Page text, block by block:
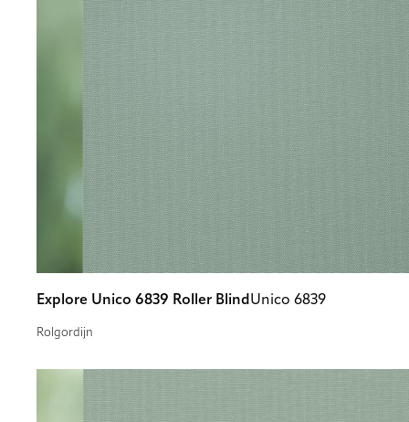
Explore Unico 6839 Roller Blind Unico 6839
Rolgordijn